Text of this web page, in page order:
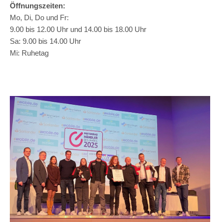
Öffnungszeiten:
Mo, Di, Do und Fr:
9.00 bis 12.00 Uhr und 14.00 bis 18.00 Uhr
Sa: 9.00 bis 14.00 Uhr
Mi: Ruhetag